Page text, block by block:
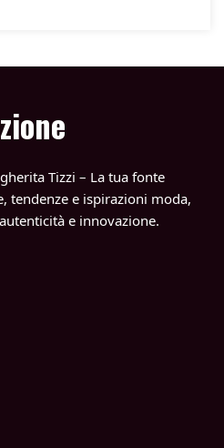
Tizzi – La tua fonte
tendenze e ispirazioni moda,
e innovazione.